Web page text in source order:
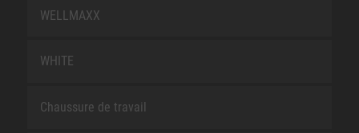
WELLMAXX
WHITE
Chaussure de travail